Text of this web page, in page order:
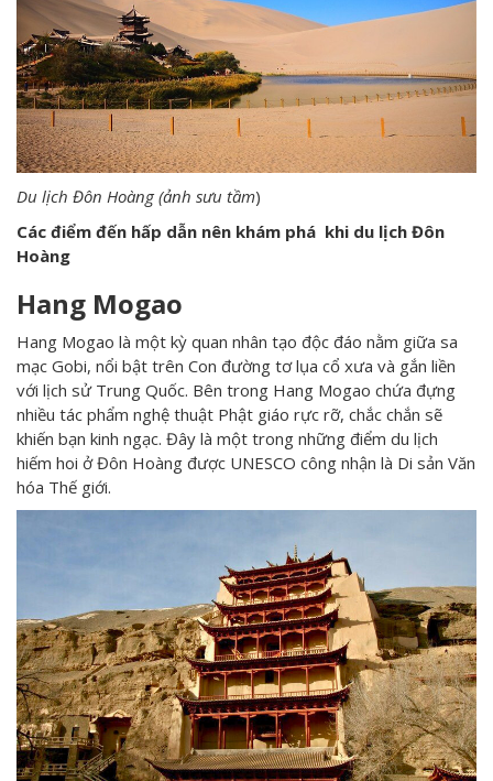
Du lịch Đôn Hoàng (ảnh sưu tầm)
Các điểm đến hấp dẫn nên khám phá khi du lịch Đôn
Hoàng
Hang Mogao
Hang Mogao là một kỳ quan nhân tạo độc đáo nằm giữa sa
mạc Gobi, nổi bật trên Con đường tơ lụa cổ xưa và gắn liền
với lịch sử Trung Quốc. Bên trong Hang Mogao chứa đựng
nhiều tác phẩm nghệ thuật Phật giáo rực rỡ, chắc chắn sẽ
khiến bạn kinh ngạc. Đây là một trong những điểm du lịch
hiếm hoi ở Đôn Hoàng được UNESCO công nhận là Di sản Văn
hóa Thế giới.